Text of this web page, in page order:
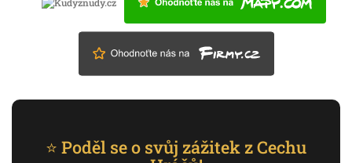
⭐ Poděl se o svůj zážitek z Cechu